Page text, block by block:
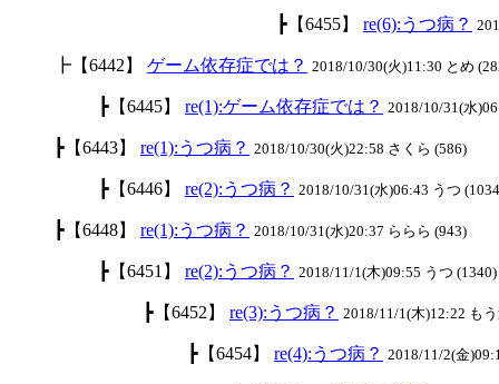
┣【6455】 re(6):うつ病？
┣【6442】 ゲーム依存症では？ 2018/10/30(火)11:30 とめ
┣【6445】 re(1):ゲーム依存症では？ 2018/10/31(水
┣【6443】 re(1):うつ病？ 2018/10/30(火)22:58 さくら (586)
┣【6446】 re(2):うつ病？ 2018/10/31(水)06:43 うつ
┣【6448】 re(1):うつ病？ 2018/10/31(水)20:37 ららら (943)
┣【6451】 re(2):うつ病？ 2018/11/1(木)09:55 うつ (1340)
┣【6452】 re(3):うつ病？ 2018/11/1(木)12:22 も
┣【6454】 re(4):うつ病？ 2018/11/2(金